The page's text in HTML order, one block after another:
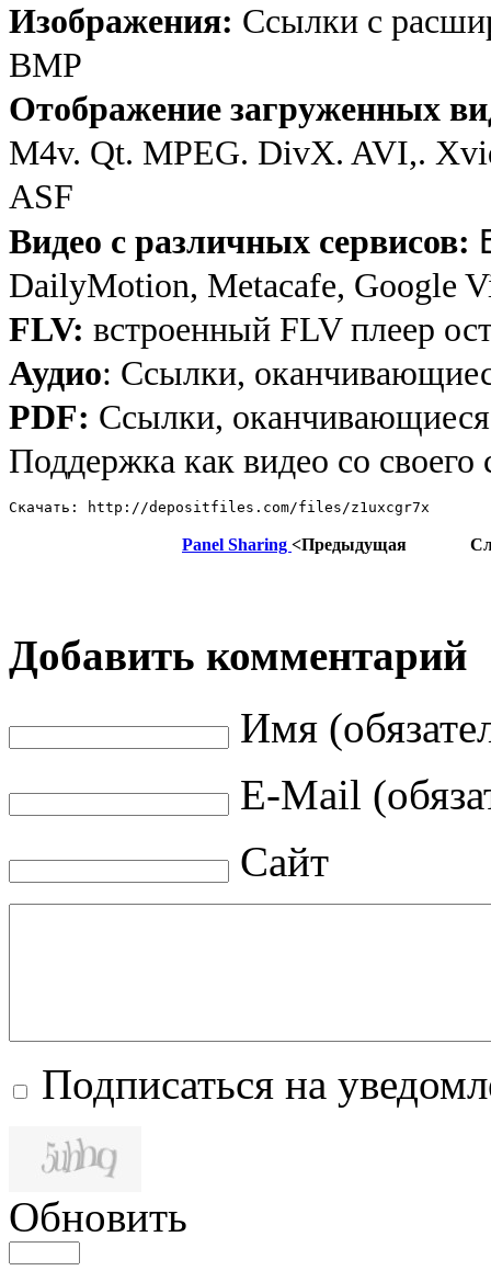
Изображения: Ссылки с
BMP
Отображение загруженных
M4v. Qt. MPEG. DivX. AVI,.
ASF
Видео с различных сервисов:
DailyMotion, Metacafe, Google
FLV: встроенный FLV плеер
Аудио: Ссылки,
PDF: Ссылки,
Поддержка как видео со своего
Скачать: http://depositfiles.com/files/z1uxcgr7x
Panel Sharing <Предыдущая
Добавить комментарий
Имя
E-Mail
Сайт
Подписаться на
Обновить